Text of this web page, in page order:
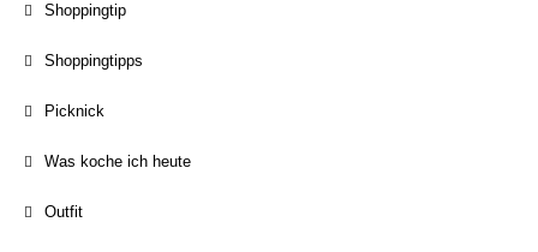
Shoppingtip
Shoppingtipps
Picknick
Was koche ich heute
Outfit